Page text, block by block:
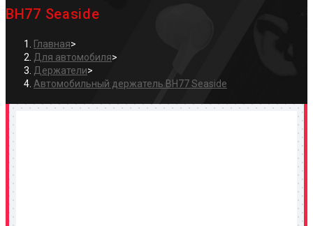
BH77 Seaside
Главная>
Для автомобиля>
Держатели>
Автомобильный держатель BH77 Seaside